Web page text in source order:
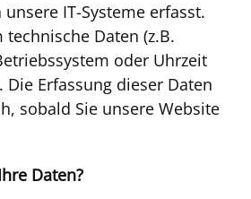
IT-Systeme erfasst.
Daten (z.B.
oder Uhrzeit
Die Erfassung dieser Daten
sobald Sie unsere Website
Daten?